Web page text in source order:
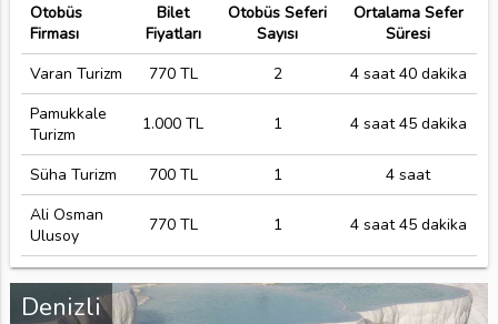
Otobüs
Firması
Bilet
Fiyatları
Otobüs Seferi
Sayısı
Ortalama Sefer
Süresi
Varan Turizm
770 TL 2
4 saat 40 dakika
Pamukkale
Turizm
1.000 TL 1 4 saat 45 dakika
Süha Turizm 700 TL 1
4 saat
Ali Osman
Ulusoy
770 TL 1 4 saat 45 dakika
Denizli